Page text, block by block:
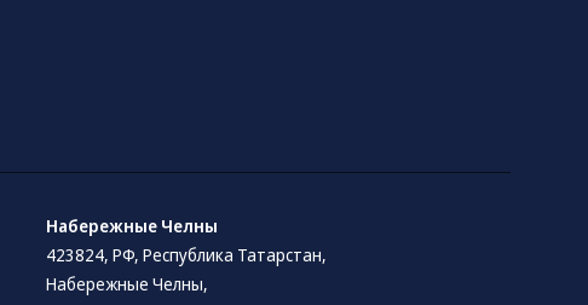
Набережные Челны
423824, РФ, Республика Татарстан​,
Набережные Челны,